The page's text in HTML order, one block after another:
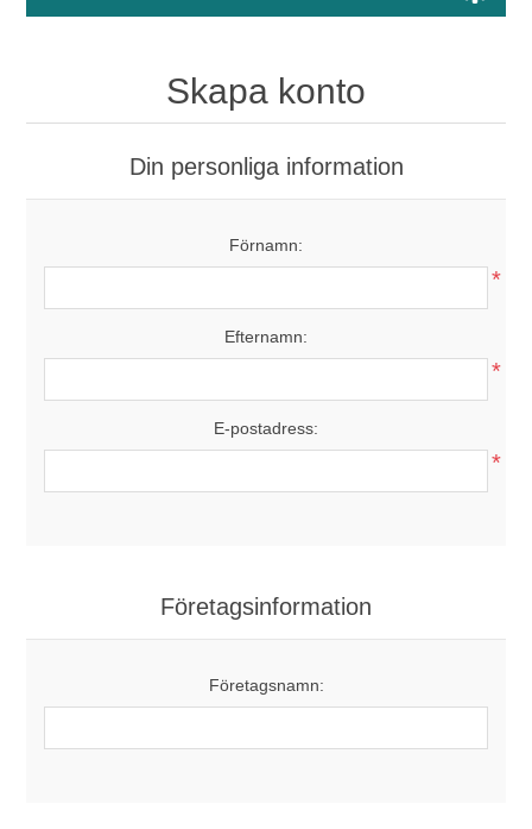
Skapa konto
Din personliga information
Förnamn:
*
Efternamn:
*
E-postadress:
*
Företagsinformation
Företagsnamn: